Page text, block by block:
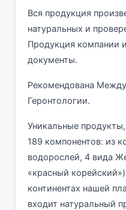
Вся продукция
натуральных и
Продукция компании
документы.
Рекомендована
Геронтологии.
Уникальные
189 компонентов: из
водорослей, 4 вида
«красный
континентах нашей
входит натуральный